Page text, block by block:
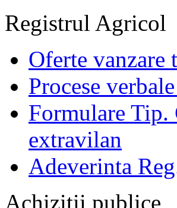
Registrul Agricol
Oferte vanzare
Procese
Formulare Tip.
extravilan
Adeverinta
Achizitii publice